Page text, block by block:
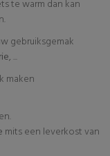
te warm dan kan
gebruiksgemak
, ...
maken
mits een leverkost van